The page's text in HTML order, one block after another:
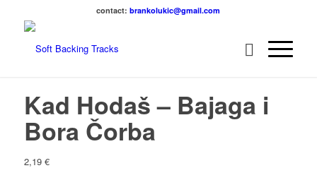
contact:brankolukic@gmail.com
Kad Hodaš – Bajaga i
Bora Čorba
2,19 €